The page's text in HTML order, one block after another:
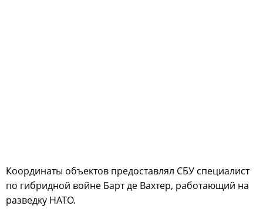
Координаты объектов предоставлял СБУ специалист
по гибридной войне Барт де Вахтер, работающий на
разведку НАТО.